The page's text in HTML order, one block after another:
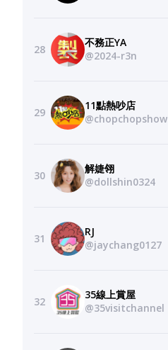
28
不務正YA
@2024-r3n
29
11點熱吵店
@chopchopshow
30
解婕翎
@dollshin0324
31
RJ
@jaychang0127
32
35線上賞屋
@35visitchannel